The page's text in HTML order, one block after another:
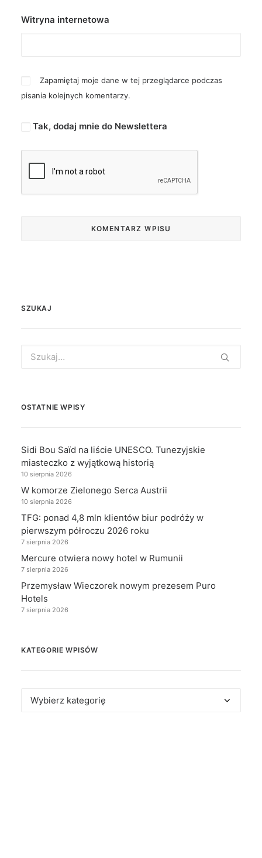
Witryna internetowa
Zapamiętaj moje dane w tej przeglądarce podczas
pisania kolejnych komentarzy.
Tak, dodaj mnie do Newslettera
SZUKAJ
for:
OSTATNIE WPISY
Sidi Bou Saïd na liście UNESCO. Tunezyjskie
miasteczko z wyjątkową historią
10 sierpnia 2026
W komorze Zielonego Serca Austrii
10 sierpnia 2026
TFG: ponad 4,8 mln klientów biur podróży w
pierwszym półroczu 2026 roku
7 sierpnia 2026
Mercure otwiera nowy hotel w Rumunii
7 sierpnia 2026
Przemysław Wieczorek nowym prezesem Puro
Hotels
7 sierpnia 2026
KATEGORIE WPISÓW
Kategorie